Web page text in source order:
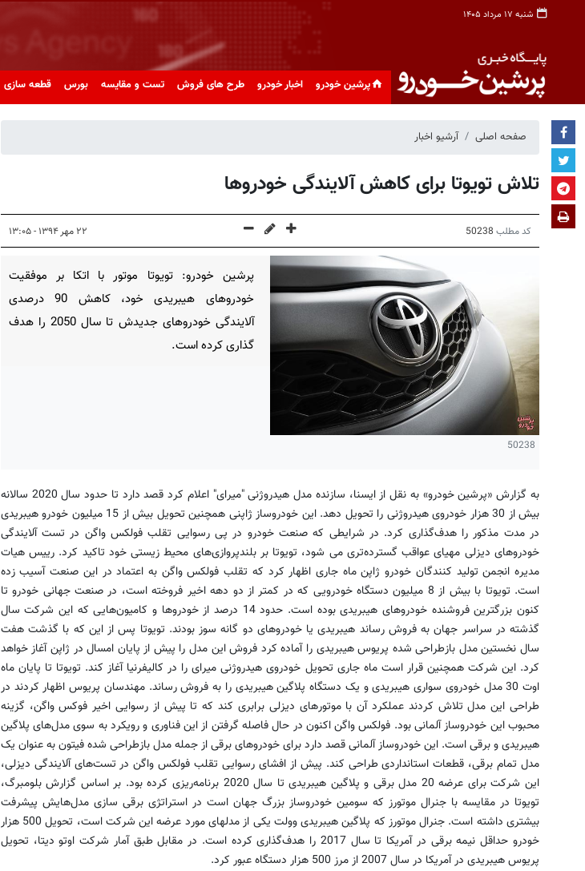
شنبه ۱۷ مرداد ۱۴۰۵
پرشین خودرو اخبار خودرو طرح های فروش تست و مقایسه بورس قطعه سازی
صفحه اصلی آرشیو اخبار
تلاش تویوتا برای کاهش آلایندگی خودروها
کد مطلب 50238 ۲۲ مهر ۱۳۹۴ - ۱۳:۰۵
50238
پرشین خودرو: تویوتا موتور با اتکا بر موفقیت
خودروهای هیبریدی خود، کاهش 90 درصدی
آلایندگی خودروهای جدیدش تا سال 2050 را هدف
گذاری کرده است.
به گزارش «پرشین خودرو» به نقل از ایسنا، سازنده مدل هیدروژنی "میرای" اعلام کرد قصد دارد تا حدود سال 2020 سالانه
بیش از 30 هزار خودروی هیدروژنی را تحویل دهد. این خودروساز ژاپنی همچنین تحویل بیش از 15 میلیون خودرو هیبریدی
در مدت مذکور را هدف‌گذاری کرد. در شرایطی که صنعت خودرو در پی رسوایی تقلب فولکس‌ واگن در تست آلایندگی
خودروهای دیزلی مهیای عواقب گسترده‌تری می شود، تویوتا بر بلندپروازی‌های محیط زیستی خود تاکید کرد. رییس هیات
مدیره انجمن تولید کنندگان خودرو ژاپن ماه جاری اظهار کرد که تقلب فولکس واگن به اعتماد در این صنعت آسیب زده
است. تویوتا با بیش از 8 میلیون دستگاه خودرویی که در کمتر از دو دهه اخیر فروخته است، در صنعت جهانی خودرو تا
کنون بزرگترین فروشنده خودروهای هیبریدی بوده است. حدود 14 درصد از خودروها و کامیون‌هایی که این شرکت سال
گذشته در سراسر جهان به فروش رساند هیبریدی یا خودروهای دو گانه سوز بودند. تویوتا پس از این که با گذشت هفت
سال نخستین مدل بازطراحی شده پریوس هیبریدی را آماده کرد فروش این مدل را پیش از پایان امسال در ژاپن آغاز خواهد
کرد. این شرکت همچنین قرار است ماه جاری تحویل خودروی هیدروژنی میرای را در کالیفرنیا آغاز کند. تویوتا تا پایان ماه
اوت 30 مدل خودروی سواری هیبریدی و یک دستگاه پلاگین هیبریدی را به فروش رساند. مهندسان پریوس اظهار کردند در
طراحی این مدل تلاش کردند عملکرد آن با موتورهای دیزلی برابری کند که تا پیش از رسوایی اخیر فوکس واگن، گزینه
محبوب این خودروساز آلمانی بود. فولکس واگن اکنون در حال فاصله گرفتن از این فناوری و رویکرد به سوی مدل‌های پلاگین
هیبریدی و برقی است. این خودروساز آلمانی قصد دارد برای خودروهای برقی از جمله مدل بازطراحی شده فیتون به عنوان یک
مدل تمام برقی، قطعات استانداردی طراحی کند. پیش از افشای رسوایی تقلب فولکس واگن در تست‌های آلایندگی دیزلی،
این شرکت برای عرضه 20 مدل برقی و پلاگین هیبریدی تا سال 2020 برنامه‌ریزی کرده بود. بر اساس گزارش بلومبرگ،
تویوتا در مقایسه با جنرال موتورز که سومین خودروساز بزرگ جهان است در استراتژی برقی سازی مدل‌هایش پیشرفت
بیشتری داشته است. جنرال موتورز که پلاگین هیبریدی وولت یکی از مدلهای مورد عرضه این شرکت است، تحویل 500 هزار
خودرو حداقل نیمه برقی در آمریکا تا سال 2017 را هدف‌گذاری کرده است. در مقابل طبق آمار شرکت اوتو دیتا، تحویل
پریوس هیبریدی در آمریکا در سال 2007 از مرز 500 هزار دستگاه عبور کرد.